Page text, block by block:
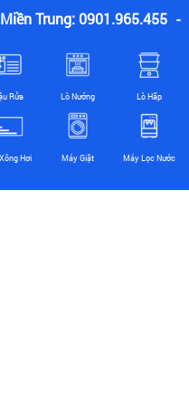
Miền Trung: 0901.965.455 -
Rửa Lò Nướng Lò Hấp
Hơi Máy Giặt Máy Lọc Nước